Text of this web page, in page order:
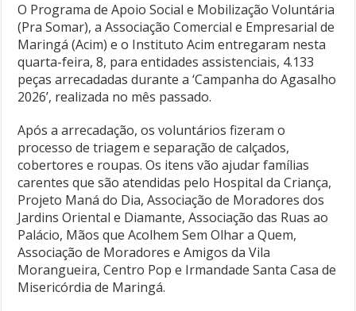
O Programa de Apoio Social e Mobilização Voluntária
(Pra Somar), a Associação Comercial e Empresarial de
Maringá (Acim) e o Instituto Acim entregaram nesta
quarta-feira, 8, para entidades assistenciais, 4.133
peças arrecadadas durante a ‘Campanha do Agasalho
2026’, realizada no mês passado.
Após a arrecadação, os voluntários fizeram o
processo de triagem e separação de calçados,
cobertores e roupas. Os itens vão ajudar famílias
carentes que são atendidas pelo Hospital da Criança,
Projeto Maná do Dia, Associação de Moradores dos
Jardins Oriental e Diamante, Associação das Ruas ao
Palácio, Mãos que Acolhem Sem Olhar a Quem,
Associação de Moradores e Amigos da Vila
Morangueira, Centro Pop e Irmandade Santa Casa de
Misericórdia de Maringá.